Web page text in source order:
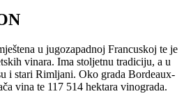
u jugozapadnoj Francuskoj te je
vinara. Ima stoljetnu tradiciju, a u
i stari Rimljani. Oko grada Bordeaux-
vina te 117 514 hektara vinograda.